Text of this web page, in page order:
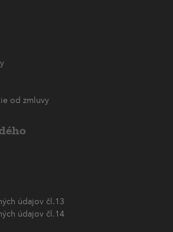
od zmluvy
údajov čl.13
údajov čl.14